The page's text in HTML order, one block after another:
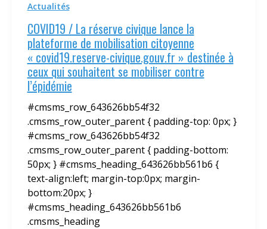
Actualités
COVID19 / La réserve civique lance la
plateforme de mobilisation citoyenne
« covid19.reserve-civique.gouv.fr » destinée à
ceux qui souhaitent se mobiliser contre
l’épidémie
#cmsms_row_643626bb54f32
.cmsms_row_outer_parent { padding-top: 0px; }
#cmsms_row_643626bb54f32
.cmsms_row_outer_parent { padding-bottom:
50px; } #cmsms_heading_643626bb561b6 {
text-align:left; margin-top:0px; margin-
bottom:20px; }
#cmsms_heading_643626bb561b6
.cmsms_heading